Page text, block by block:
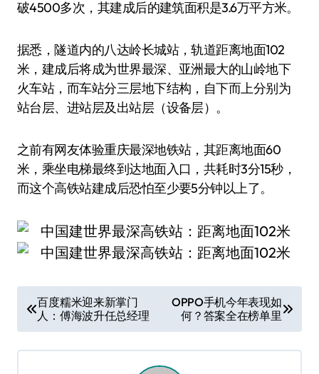
破4500多次，其建成后的建筑面积是3.6万平方米。
据悉，隧道内的八达岭长城站，轨道距离地面102
米，建成后将成为世界最深、亚洲最大的山岭地下
火车站，而车站分三层地下结构，自下而上分别为
站台层、进站层及出站层（设备层）。
之前有网友体验重庆最深地铁站，其距离地面60
米，乘坐电梯最终到达地面入口，共耗时3分15秒，
而这个高铁站建成后恐怕至少要5分钟以上了。
章
导
百度糯米迎来新掌门
人：傅海波升任总经理
OPPO手机今年表现如
何？答案全在榜单里